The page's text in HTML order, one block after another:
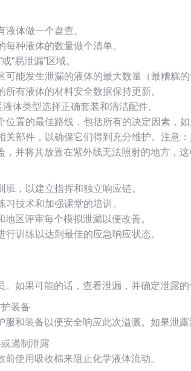
液体做一个盘查。
每种液体的数量做个清单。
“易泄漏”区域。
可能发生泄漏的液体的最大数量（最糟糕的
所有液体的材料安全数据保持更新。
体类型选择正确套装和清洁配件。
位置的最佳路线，包括所有的决定因素，如
关部件，以确保它们得到充分维护。注意
，并将其放置在紫外线无法照射的地方，
班，以建立指挥和独立响应链。
习技术和加强课堂的培训。
地区评审每个模拟泄漏以便改善。
行训练以达到最佳的应急响应状态。
。如果可能的话，查看泄漏，并确定泄露
装备
服和装备以便安全响应此次溢溅。如果泄露
遏制泄露
前使用吸收棉来阻止化学液体流动。